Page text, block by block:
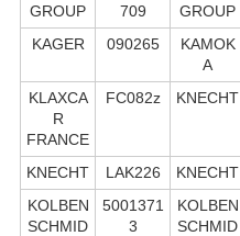
GROUP
709
GROUP
KAGER 090265
KAMOK
A
KLAXCA
R
FRANCE
FC082z KNECHT
KNECHT LAK226 KNECHT
KOLBEN
SCHMID
5001371
3
KOLBEN
SCHMID